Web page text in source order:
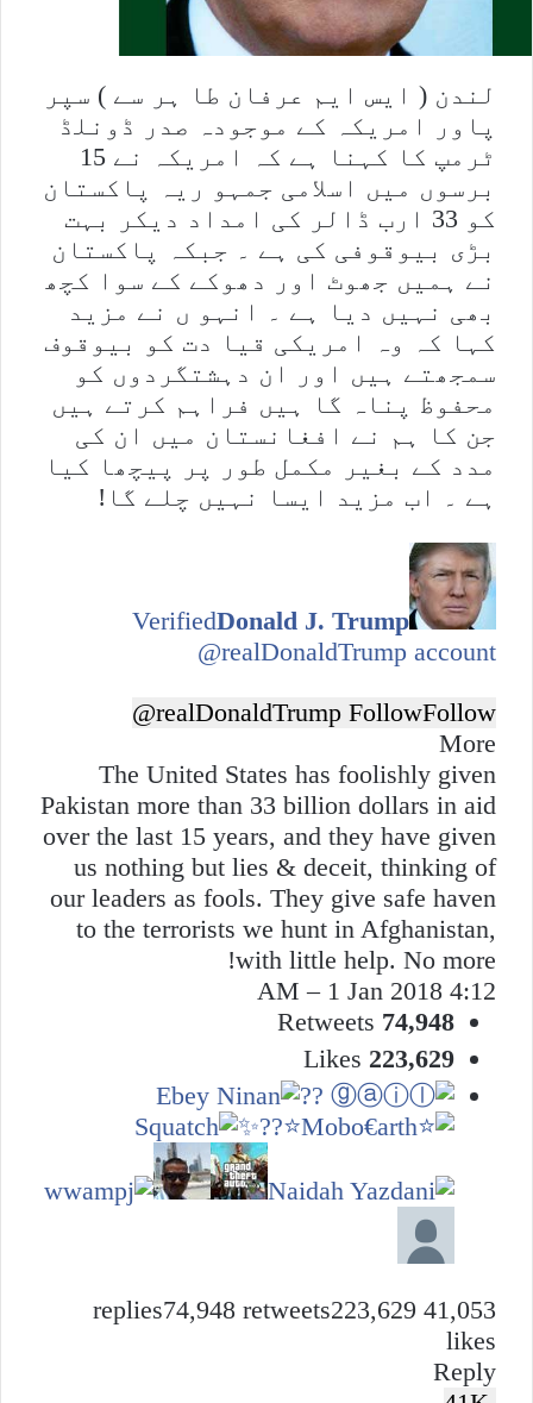
لندن ( ایس ایم عرفان طا ہر سے ) سپر
پاور امریکہ کے موجودہ صدر ڈونلڈ
ٹرمپ کا کہنا ہے کہ امریکہ نے 15
برسوں میں اسلامی جمہو ریہ پاکستان
کو 33 ارب ڈالر کی امداد دیکر بہت
بڑی بیوقوفی کی ہے ۔ جبکہ پاکستان
نے ہمیں جھوٹ اور دھوکے کے سوا کچھ
بھی نہیں دیا ہے ۔ انہو ں نے مزید
کہا کہ وہ امریکی قیا دت کو بیوقوف
سمجھتے ہیں اور ان دہشتگردوں کو
محفوظ پناہ گا ہیں فراہم کرتے ہیں
جن کا ہم نے افغانستان میں ان کی
مدد کے بغیر مکمل طور پر پیچھا کیا
ہے ۔ اب مزید ایسا نہیں چلے گا!
Donald J. Trump
Verified
account
@realDonaldTrump
FollowFollow
@realDonaldTrump
More
The United States has foolishly given
Pakistan more than 33 billion dollars in aid
over the last 15 years, and they have given
us nothing but lies & deceit, thinking of
our leaders as fools. They give safe haven
to the terrorists we hunt in Afghanistan,
with little help. No more!
4:12 AM – 1 Jan 2018
74,948
223,629
41,053 replies
74,948 retweets223,629
likes
Reply